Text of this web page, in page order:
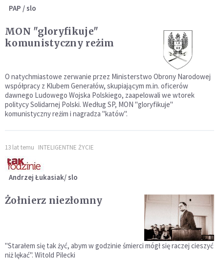
PAP / slo
MON "gloryfikuje"
komunistyczny reżim
O natychmiastowe zerwanie przez Ministerstwo Obrony Narodowej
współpracy z Klubem Generałów, skupiającym m.in. oficerów
dawnego Ludowego Wojska Polskiego, zaapelowali we wtorek
politycy Solidarnej Polski. Według SP, MON "gloryfikuje"
komunistyczny reżim i nagradza "katów".
13 lat temu INTELIGENTNE ŻYCIE
Andrzej Łukasiak/ slo
Żołnierz niezłomny
"Starałem się tak żyć, abym w godzinie śmierci mógł się raczej cieszyć
niż lękać". Witold Pilecki